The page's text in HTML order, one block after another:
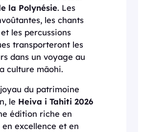
la Polynésie. Les
les chants
les percussions
transporteront les
dans un voyage au
culture māohi.
du patrimoine
le Heiva i Tahiti 2026
édition riche en
excellence et en